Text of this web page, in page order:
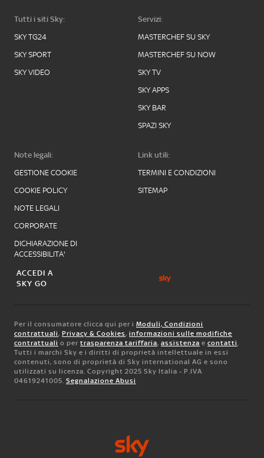
Tutti i siti Sky:
SKY TG24
SKY SPORT
SKY VIDEO
Servizi:
MASTERCHEF SU SKY
MASTERCHEF SU NOW
SKY TV
SKY APPS
SKY BAR
SPAZI SKY
Note legali:
GESTIONE COOKIE
COOKIE POLICY
NOTE LEGALI
CORPORATE
DICHIARAZIONE DI
ACCESSIBILITA'
Link utili:
TERMINI E CONDIZIONI
SITEMAP
ACCEDI A
SKY GO
Per il consumatore clicca qui per i Moduli, Condizioni
contrattuali, Privacy & Cookies, informazioni sulle modifiche
contrattuali o per trasparenza tariffaria, assistenza e contatti.
Tutti i marchi Sky e i diritti di proprietà intellettuale in essi
contenuti, sono di proprietà di Sky international AG e sono
utilizzati su licenza. Copyright 2025 Sky Italia - P.IVA
04619241005. Segnalazione Abusi